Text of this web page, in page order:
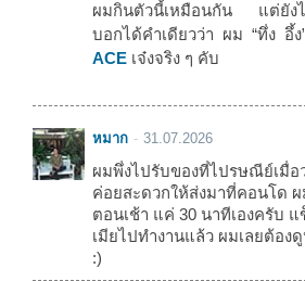
ผมกินตัวนี้เหมือนกัน แต่ยังไ
บอกได้คำเดียวว่า ผม “ทึ่ง อึ้ง
ACE เจ๋งจริง ๆ คับ
หมาก 31.07.2026
ผมพึ่งไปรับของที่ไปรษณีย์เมื่อ
ค่อยสะดวกให้ส่งมาที่คอนโด
ตอนเช้า แค่ 30 นาทีเองครับ
เมียไปทำงานแล้ว ผมเลยต้อ
:)